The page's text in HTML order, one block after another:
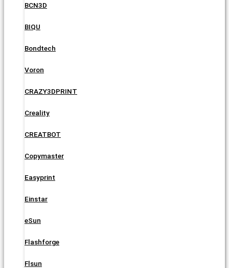
BCN3D
BIQU
Bondtech
Voron
CRAZY3DPRINT
Creality
CREATBOT
Copymaster
Easyprint
Einstar
eSun
Flashforge
Flsun